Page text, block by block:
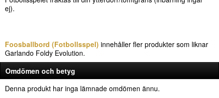
ej).
Foosballbord (Fotbollsspel) innehåller fler produkter som liknar
Garlando Foldy Evolution.
Omdömen och betyg
Denna produkt har inga lämnade omdömen ännu.